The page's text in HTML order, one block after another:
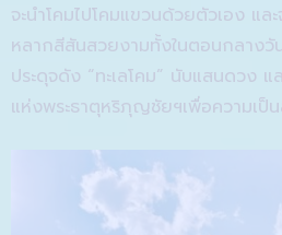
จะนำโคมไปโคมแขวนด้วยตัวเอง แล
หลากสีสันสวยงามทั้งในตอนกลางวั
ประดุจดัง “ทะเลโคม” นับแสนดวง
แห่งพระธาตุหริภุญชัยฯเพื่อความเป็